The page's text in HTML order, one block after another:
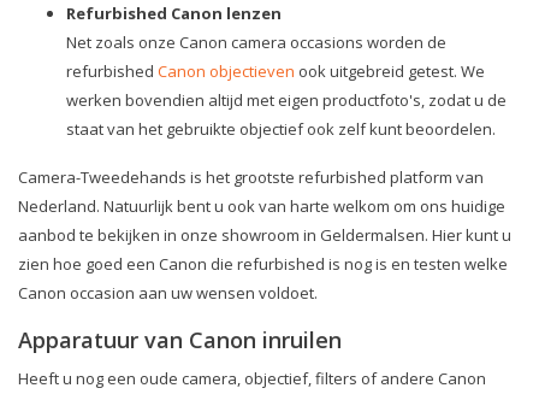
Refurbished Canon lenzen
Net zoals onze Canon camera occasions worden de
refurbished Canon objectieven ook uitgebreid getest. We
werken bovendien altijd met eigen productfoto's, zodat u de
staat van het gebruikte objectief ook zelf kunt beoordelen.
Camera-Tweedehands is het grootste refurbished platform van
Nederland. Natuurlijk bent u ook van harte welkom om ons huidige
aanbod te bekijken in onze showroom in Geldermalsen. Hier kunt u
zien hoe goed een Canon die refurbished is nog is en testen welke
Canon occasion aan uw wensen voldoet.
Apparatuur van Canon inruilen
Heeft u nog een oude camera, objectief, filters of andere Canon